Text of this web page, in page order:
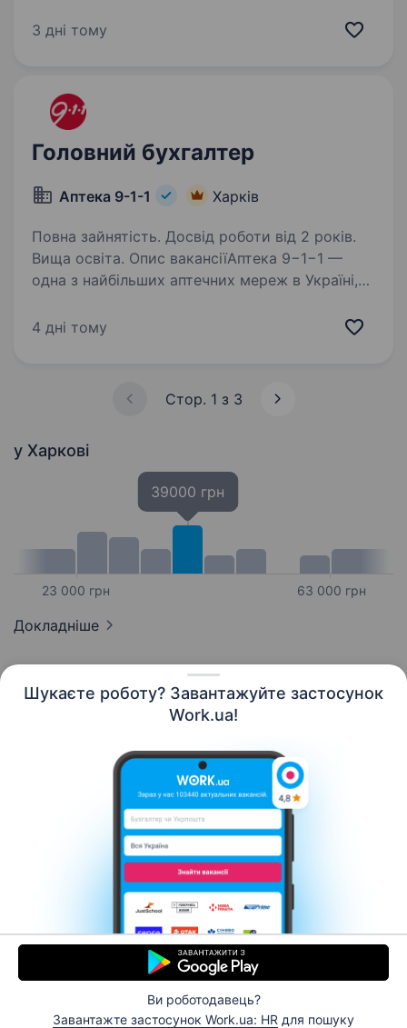
Шукаєте роботу? Завантажуйте застосунок
Work.ua!
Ви роботодавець?
Завантажте застосунок Work.ua: HR для пошуку
до співпраці головного бухгалтера —
3 дні тому
Головний бухгалтер
Аптека 9-1-1 Харків
Повна зайнятість. Досвід роботи від 2 років.
Вища освіта. Опис вакансіїАптека 9−1−1 —
одна з найбільших аптечних мереж в Україні,
населених пунктах країни. Ми активно
4 дні тому
Стор. 1 з 3
у Харкові
23 000 грн
39000 грн
63 000 грн
Докладніше
Контакти Про нас
Кар’єра
Допомога Умови використання
© 2006–2026 Work.ua. Сервіс пошуку роботи №1 в